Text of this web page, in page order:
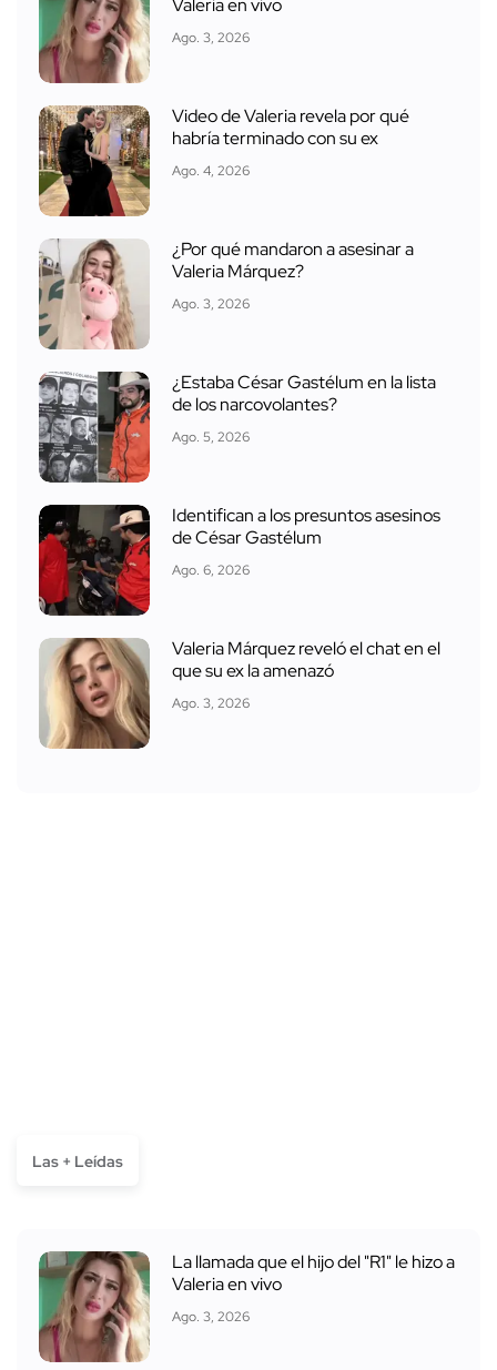
Valeria en vivo
Ago. 3, 2026
Video de Valeria revela por qué
habría terminado con su ex
Ago. 4, 2026
¿Por qué mandaron a asesinar a
Valeria Márquez?
Ago. 3, 2026
¿Estaba César Gastélum en la lista
de los narcovolantes?
Ago. 5, 2026
Identifican a los presuntos asesinos
de César Gastélum
Ago. 6, 2026
Valeria Márquez reveló el chat en el
que su ex la amenazó
Ago. 3, 2026
Las + Leídas
La llamada que el hijo del "R1" le hizo a
Valeria en vivo
Ago. 3, 2026